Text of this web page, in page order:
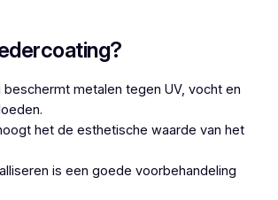
metalen tegen UV, vocht en
het de esthetische waarde van het
is een goede voorbehandeling